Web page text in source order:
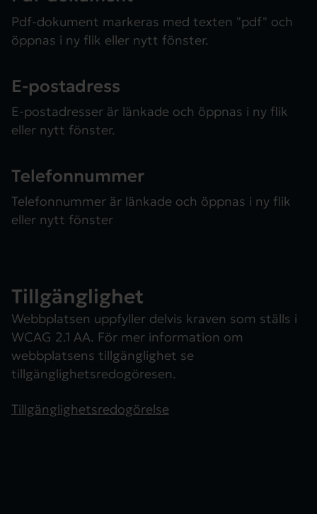
Pdf-dokument markeras med texten "pdf" och
öppnas i ny flik eller nytt fönster.
E-postadress
E-postadresser är länkade och öppnas i ny flik
eller nytt fönster.
Telefonnummer
Telefonnummer är länkade och öppnas i ny flik
eller nytt fönster
Tillgänglighet
Webbplatsen uppfyller delvis kraven som ställs i
WCAG 2.1 AA. För mer information om
webbplatsens tillgänglighet se
tillgänglighetsredogöresen.
Tillgänglighetsredogörelse